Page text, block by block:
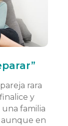
rara
y
familia
en